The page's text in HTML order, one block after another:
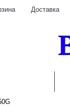
Доставка